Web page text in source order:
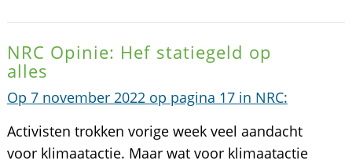
NRC Opinie: Hef statiegeld op
alles
Op 7 november 2022 op pagina 17 in NRC:
Activisten trokken vorige week veel aandacht
voor klimaatactie. Maar wat voor klimaatactie